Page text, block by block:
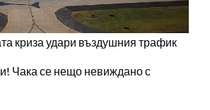
криза удари въздушния трафик
Чака се нещо невиждано с